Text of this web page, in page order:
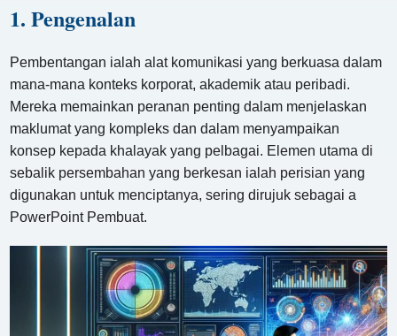
1. Pengenalan
Pembentangan ialah alat komunikasi yang berkuasa dalam
mana-mana konteks korporat, akademik atau peribadi.
Mereka memainkan peranan penting dalam menjelaskan
maklumat yang kompleks dan dalam menyampaikan
konsep kepada khalayak yang pelbagai. Elemen utama di
sebalik persembahan yang berkesan ialah perisian yang
digunakan untuk menciptanya, sering dirujuk sebagai a
PowerPoint Pembuat.